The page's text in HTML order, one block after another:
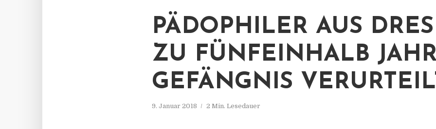
PÄDOPHILER AUS
ZU FÜNFEINHALB
GEFÄNGNIS
9. Januar 2018 2 Min. Lesedauer